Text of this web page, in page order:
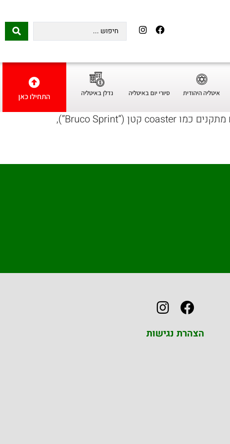
איטליה היהודית סיורי יום באיטליה נדלן באיטליה התחילו כאן
פארק משחקים מקורה וייחודי המתאים לילדים בגיל 1–9, ונהדר גם בימים גשומים. פארק צבעוני עם מתקנים כמו coaster קטן (“Bruco Sprint”),
הצהרת נגישות